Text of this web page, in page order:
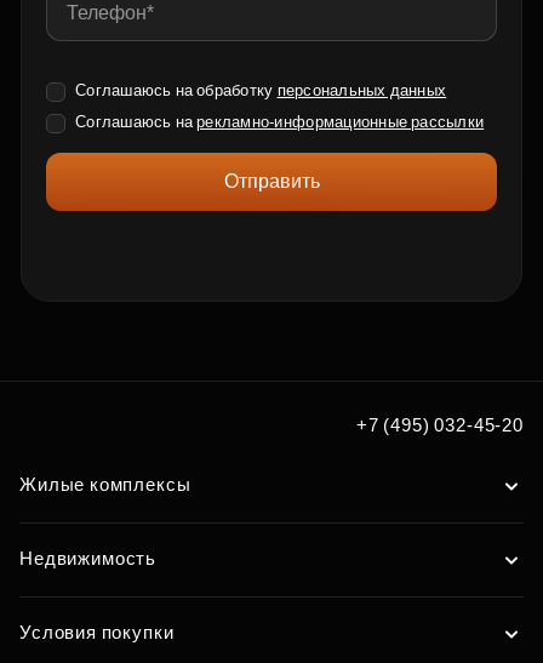
Соглашаюсь на обработку персональных данных
Соглашаюсь нарекламно-информационные рассылки
Отправить
+7 (495) 032-45-20
Жилые комплексы
Недвижимость
Условия покупки